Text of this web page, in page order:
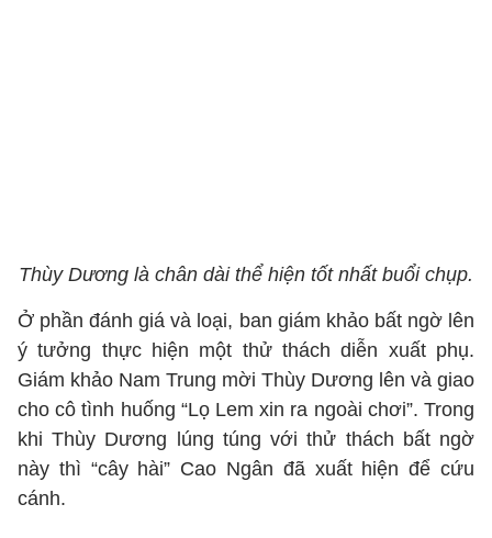
Thùy Dương là chân dài thể hiện tốt nhất buổi chụp.
Ở phần đánh giá và loại, ban giám khảo bất ngờ lên
ý tưởng thực hiện một thử thách diễn xuất phụ.
Giám khảo Nam Trung mời Thùy Dương lên và giao
cho cô tình huống “Lọ Lem xin ra ngoài chơi”. Trong
khi Thùy Dương lúng túng với thử thách bất ngờ
này thì “cây hài” Cao Ngân đã xuất hiện để cứu
cánh.